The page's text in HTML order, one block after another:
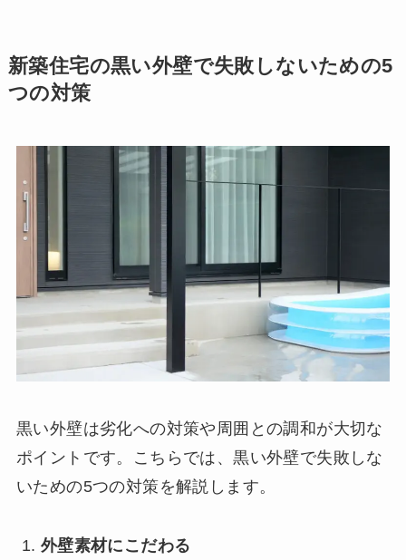
新築住宅の黒い外壁で失敗しないための5
つの対策
黒い外壁は劣化への対策や周囲との調和が大切な
ポイントです。こちらでは、黒い外壁で失敗しな
いための5つの対策を解説します。
外壁素材にこだわる